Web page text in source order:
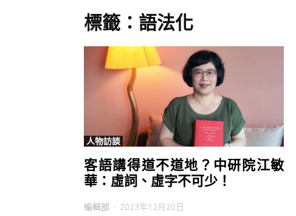
標籤： 語法化
人物訪談
客語講得道不道地？中研院江敏
華：虛詞、虛字不可少！
編輯部 - 2023年12月20日